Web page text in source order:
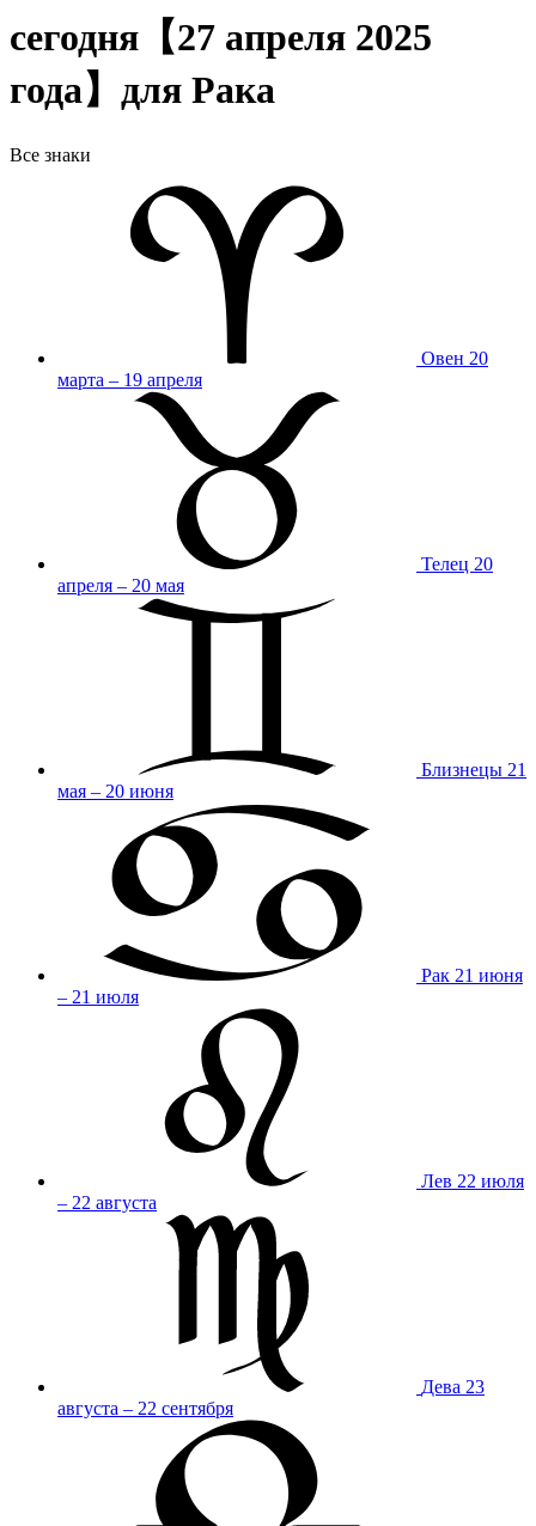
сегодня【27 апреля 2025
года】для Рака
Все знаки
Овен 20
марта – 19 апреля
Телец 20
апреля – 20 мая
Близнецы 21
мая – 20 июня
Рак 21 июня
– 21 июля
Лев 22 июля
– 22 августа
Дева 23
августа – 22 сентября